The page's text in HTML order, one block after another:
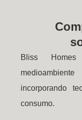
Bliss
incorporando
consumo.